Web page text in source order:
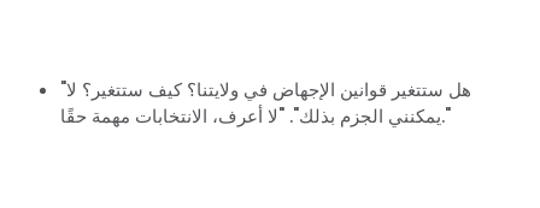
"هل ستتغير قوانين الإجهاض في ولايتنا؟ كيف ستتغير؟ لا
يمكنني الجزم بذلك". "لا أعرف، الانتخابات مهمة حقًا."